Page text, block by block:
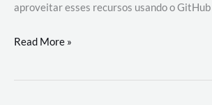
aproveitar esses recursos usando o GitHub
GitHub
revoluciona
Read More »